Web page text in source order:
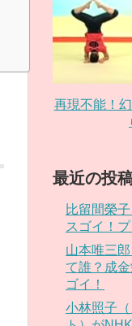
再現不能！
最近の投
比留間榮
スゴイ！
山本唯三
て誰？成
ゴイ！
小林照子